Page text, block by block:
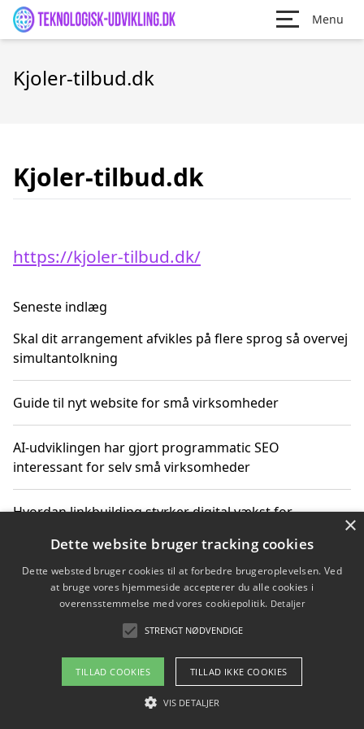
Menu
Kjoler-tilbud.dk
Kjoler-tilbud.dk
https://kjoler-tilbud.dk/
Seneste indlæg
Skal dit arrangement afvikles på flere sprog så overvej
simultantolkning
Guide til nyt website for små virksomheder
AI-udviklingen har gjort programmatic SEO
interessant for selv små virksomheder
Hvordan linkbuilding styrker digital vækst for
Sådan har udviklingen inden for genbrug af elektronik
ændret sig
Copyright 2026 - Pilanto Aps
Om / kontakt
×
Dette website bruger tracking cookies
Dette websted bruger cookies til at forbedre brugeroplevelsen. Ved
at bruge vores hjemmeside accepterer du alle cookies i
overensstemmelse med vores cookiepolitik. Detaljer
STRENGT NØDVENDIGE
TILLAD COOKIES TILLAD IKKE COOKIES
VIS DETALJER